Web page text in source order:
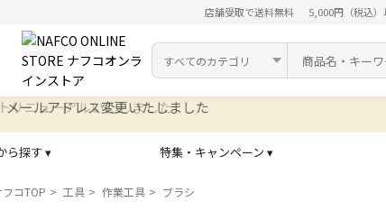
店舗受取で送料無料 5,000円（税込
カテゴリ
検索キーワード
ルアドレス変更いたしました
ら探す ▾ 特集・キャンペーン ▾
コTOP 工具 作業工具 ブラシ